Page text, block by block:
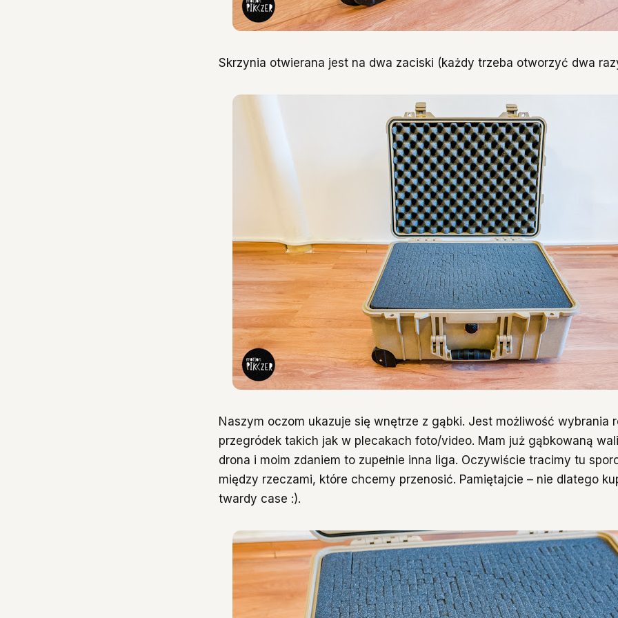
Skrzynia otwierana jest na dwa zaciski (każdy trzeba otworzyć dwa
Naszym oczom ukazuje się wnętrze z gąbki. Jest możliwość wybrania
przegródek takich jak w plecakach foto/video. Mam już gąbkowaną
drona i moim zdaniem to zupełnie inna liga. Oczywiście tracimy tu
między rzeczami, które chcemy przenosić. Pamiętajcie – nie dlatego
twardy case :).